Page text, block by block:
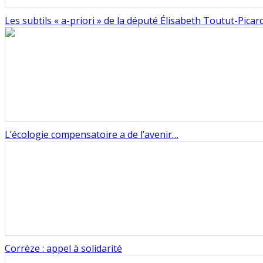
Les subtils « a-priori » de la député Élisabeth Toutut-
L’écologie compensatoire a de l’avenir…
Corrèze : appel à solidarité